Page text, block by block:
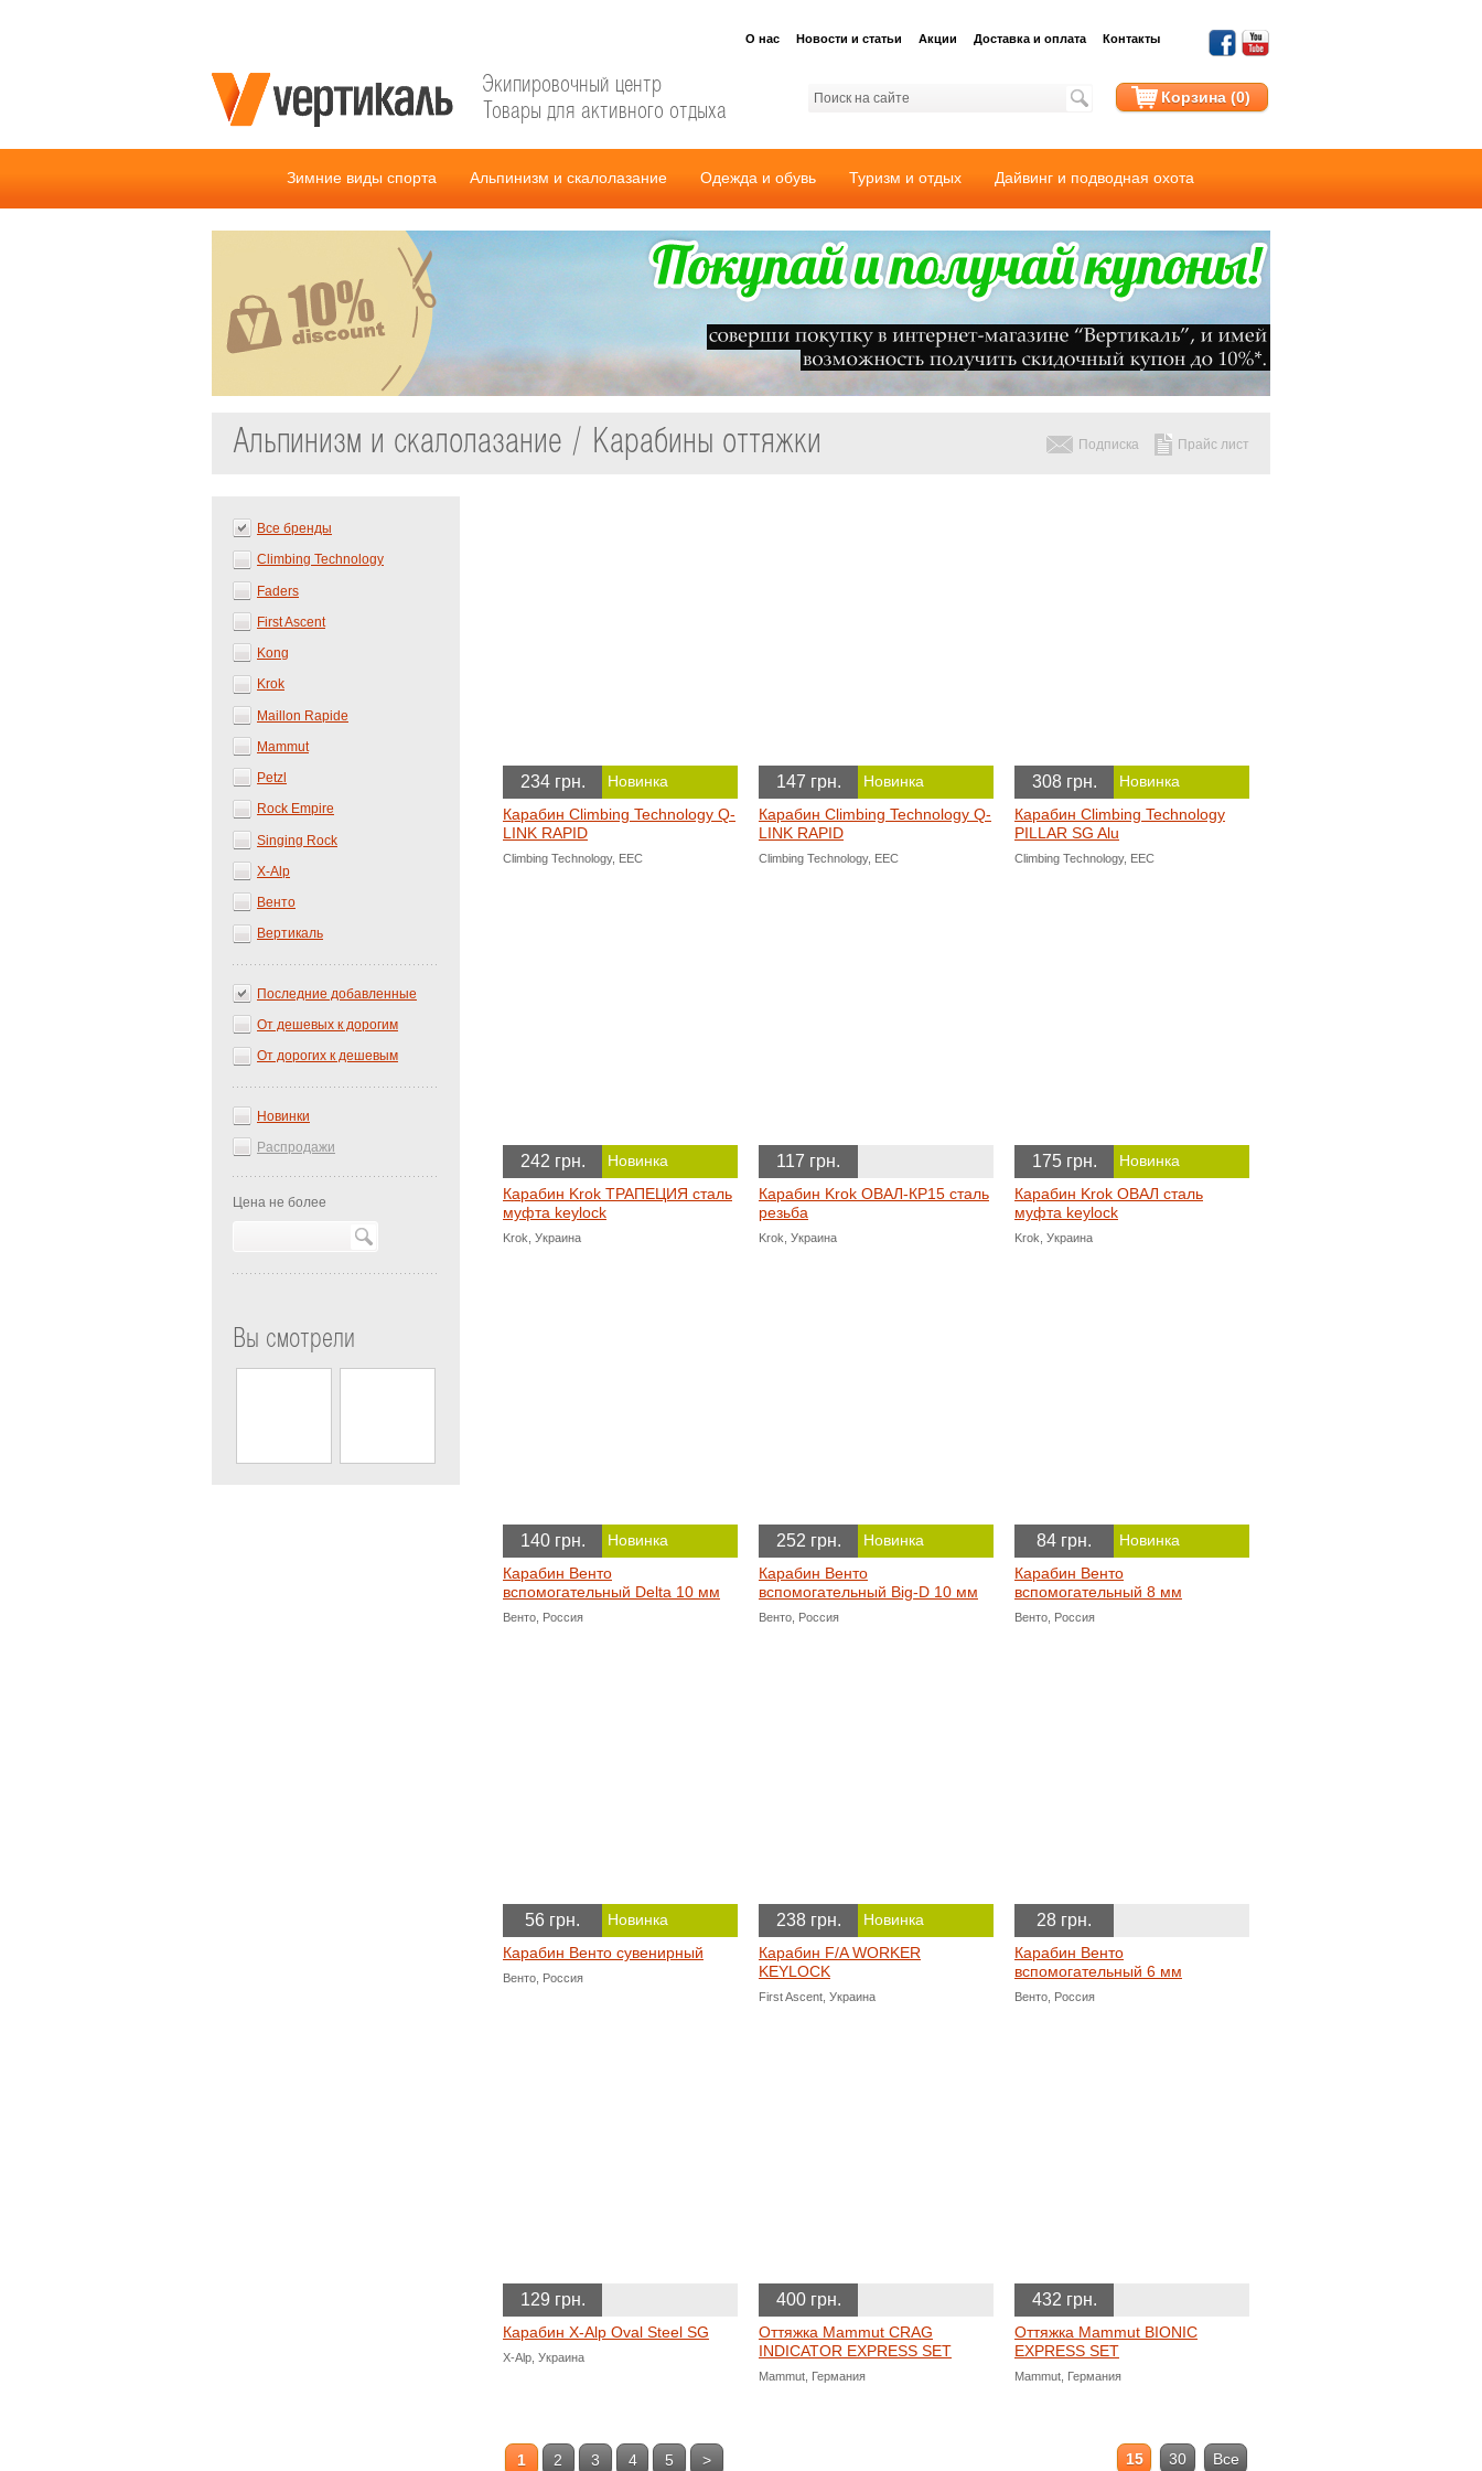
Экипировочный центр
Товары для активного отдыха
Корзина (0)
О нас Новости и статьи Акции Доставка и оплата Контакты
Зимние виды спорта Альпинизм и скалолазание Одежда и обувь Туризм и отдых Дайвинг и подводная охота
Подписка Прайс лист
Альпинизм и скалолазание / Карабины оттяжки
Все бренды
Climbing Technology
Faders
First Ascent
Kong
Krok
Maillon Rapide
Mammut
Petzl
Rock Empire
Singing Rock
X-Alp
Венто
Вертикаль
Последние добавленные
От дешевых к дорогим
От дорогих к дешевым
Новинки
Распродажи
Цена не более
Вы смотрели
234 грн. Новинка
Карабин Climbing Technology Q-
LINK RAPID
Climbing Technology, EEC
147 грн. Новинка
Карабин Climbing Technology Q-
LINK RAPID
Climbing Technology, EEC
308 грн. Новинка
Карабин Climbing Technology
PILLAR SG Alu
Climbing Technology, EEC
242 грн. Новинка
Карабин Krok ТРАПЕЦИЯ сталь
муфта keylock
Krok, Украина
117 грн.
Карабин Krok ОВАЛ-КР15 сталь
резьба
Krok, Украина
175 грн. Новинка
Карабин Krok ОВАЛ сталь
муфта keylock
Krok, Украина
140 грн. Новинка
Карабин Венто
вспомогательный Delta 10 мм
Венто, Россия
252 грн. Новинка
Карабин Венто
вспомогательный Big-D 10 мм
Венто, Россия
84 грн. Новинка
Карабин Венто
вспомогательный 8 мм
Венто, Россия
56 грн. Новинка
Карабин Венто сувенирный
Венто, Россия
238 грн. Новинка
Карабин F/A WORKER
KEYLOCK
First Ascent, Украина
28 грн.
Карабин Венто
вспомогательный 6 мм
Венто, Россия
129 грн.
Карабин X-Alp Oval Steel SG
X-Alp, Украина
400 грн.
Оттяжка Mammut CRAG
INDICATOR EXPRESS SET
Mammut, Германия
432 грн.
Оттяжка Mammut BIONIC
EXPRESS SET
Mammut, Германия
1 2 3 4 5 > 15 30 Все